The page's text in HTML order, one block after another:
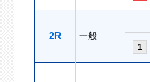
2R 一般
1